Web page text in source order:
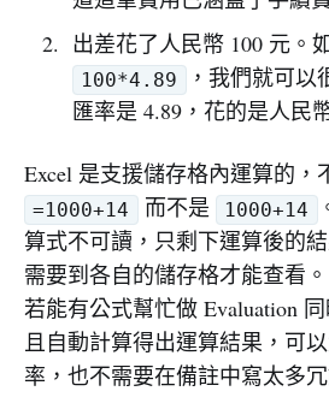
出差花了人民幣 100 元。
100*4.89
，我們就可以
匯率是 4.89，花的是人民
Excel 是支援儲存格內運算的，
=1000+14 而不是 1000+14
算式不可讀，只剩下運算後的
需要到各自的儲存格才能查看。
若能有公式幫忙做 Evaluation
且自動計算得出運算結果，可
率，也不需要在備註中寫太多